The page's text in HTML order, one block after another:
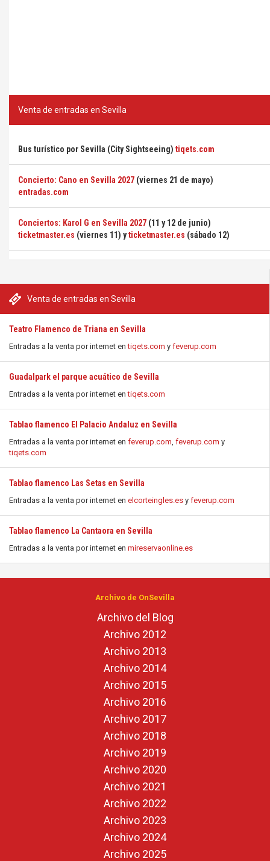
Venta de entradas en Sevilla
Teatro Flamenco de Triana en Sevilla
Entradas a la venta por internet entiqets.com y feverup.com
Guadalpark el parque acuático de Sevilla
Entradas a la venta por internet entiqets.com
Tablao flamenco El Palacio Andaluz en Sevilla
Entradas a la venta por internet en feverup.com, feverup.com y
tiqets.com
Tablao flamenco Las Setas en Sevilla
Entradas a la venta por internet en elcorteingles.es y feverup.com
Tablao flamenco La Cantaora en Sevilla
Entradas a la venta por internet en mireservaonline.es
Venta de entradas en Sevilla
Bus turístico por Sevilla (City Sightseeing) tiqets.com
Concierto: Cano en Sevilla 2027 (viernes 21 de mayo)
entradas.com
Conciertos: Karol G en Sevilla 2027 (11 y 12 de junio)
ticketmaster.es (viernes 11) yticketmaster.es (sábado 12)
Archivo de OnSevilla
Archivo del Blog
Archivo 2012
Archivo 2013
Archivo 2014
Archivo 2015
Archivo 2016
Archivo 2017
Archivo 2018
Archivo 2019
Archivo 2020
Archivo 2021
Archivo 2022
Archivo 2023
Archivo 2024
Archivo 2025